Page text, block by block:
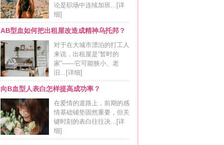
论是职场中连续加班... [详
细]
AB型血如何把出租屋改造成精神乌托邦？
对于在大城市漂泊的打工人
来说，出租屋是“暂时的
家”——它可能狭小、老
旧... [详细]
向B血型人表白怎样提高成功率？
在爱情的道路上，前期的感
情基础铺垫固然重要，但关
键时刻的表白往往决... [详
细]